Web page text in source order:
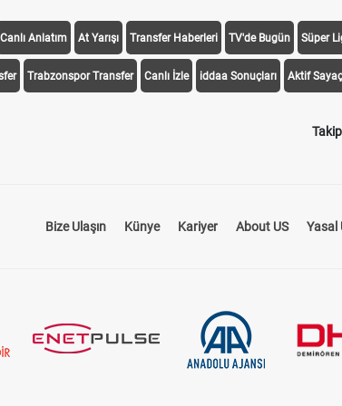
Canlı Anlatım At Yarışı Transfer Haberleri TV'de Bugün Süper
Trabzonspor Transfer Canlı İzle iddaa Sonuçları Aktif Sayaç
Bize Ulaşın Künye Kariyer About US Yasal